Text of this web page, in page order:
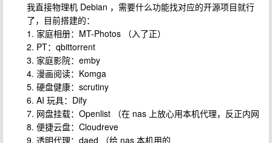
我直接物理机 Debian ，需要什么功能找对应的开源项目就行
了，目前搭建的：
1. 家庭相册：MT-Photos （入了正）
2. PT：qbittorrent
3. 家庭影院：emby
4. 漫画阅读：Komga
5. 硬盘健康：scrutiny
6. AI 玩具：Dify
7. 网盘挂载：Openlist （在 nas 上放心用本机代理，反正内网
8. 便捷云盘：Cloudreve
9. 透明代理：daed （给 nas 本机用的